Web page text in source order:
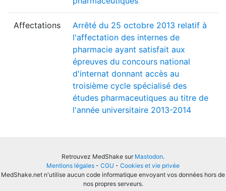
Affectations
Arrêté du 25 octobre 2013 relatif à
l'affectation des internes de
pharmacie ayant satisfait aux
épreuves du concours national
d'internat donnant accès au
troisième cycle spécialisé des
études pharmaceutiques au titre de
l'année universitaire 2013-2014
Retrouvez MedShake sur Mastodon.
Mentions légales - CGU - Cookies et vie privée
MedShake.net n'utilise aucun code informatique envoyant vos données hors de
nos propres serveurs.